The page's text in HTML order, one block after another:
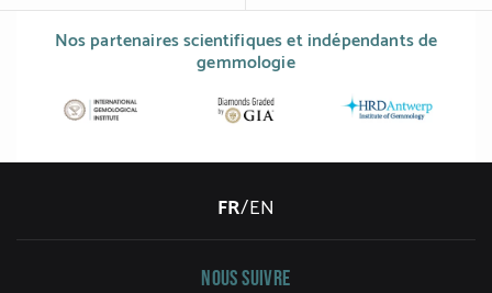
Nos partenaires scientifiques et indépendants de
gemmologie
FR/EN
Nous suivre